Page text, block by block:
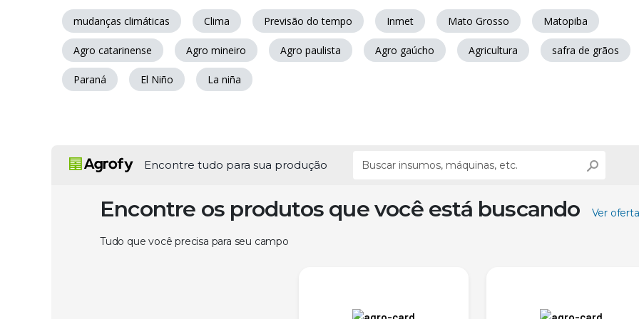
mudanças climáticas Clima Previsão do tempo Inmet Mato Grosso Matopiba
Agro catarinense Agro mineiro Agro paulista Agro gaúcho Agricultura safra de grãos
Paraná El Niño La niña
Encontre tudo para sua produção
Encontre os produtos que você está buscando Ver
Tudo que você precisa para seu campo